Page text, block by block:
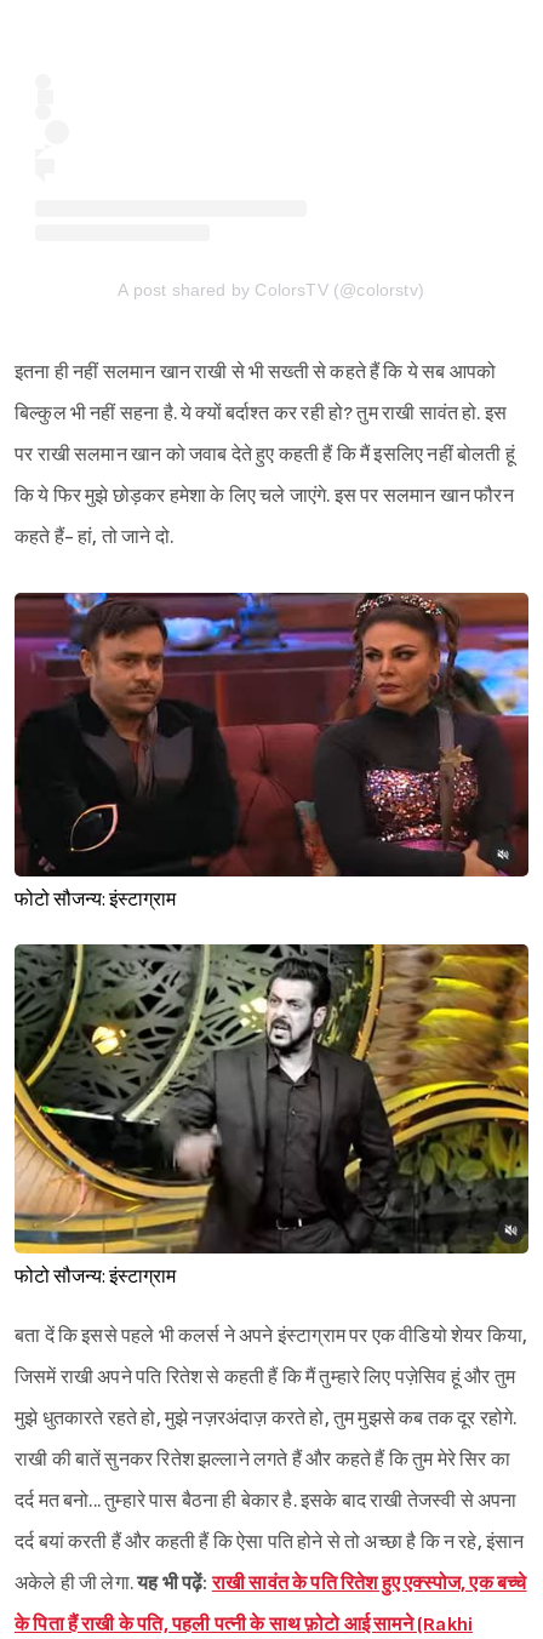
A post shared by ColorsTV (@colorstv)
इतना ही नहीं सलमान खान राखी से भी सख्ती से कहते हैं कि ये सब आपको
बिल्कुल भी नहीं सहना है. ये क्यों बर्दाश्त कर रही हो? तुम राखी सावंत हो. इस
पर राखी सलमान खान को जवाब देते हुए कहती हैं कि मैं इसलिए नहीं बोलती हूं
कि ये फिर मुझे छोड़कर हमेशा के लिए चले जाएंगे. इस पर सलमान खान फौरन
कहते हैं- हां, तो जाने दो.
फोटो सौजन्य: इंस्टाग्राम
फोटो सौजन्य: इंस्टाग्राम
बता दें कि इससे पहले भी कलर्स ने अपने इंस्टाग्राम पर एक वीडियो शेयर किया,
जिसमें राखी अपने पति रितेश से कहती हैं कि मैं तुम्हारे लिए पज़ेसिव हूं और तुम
मुझे धुतकारते रहते हो, मुझे नज़रअंदाज़ करते हो, तुम मुझसे कब तक दूर रहोगे.
राखी की बातें सुनकर रितेश झल्लाने लगते हैं और कहते हैं कि तुम मेरे सिर का
दर्द मत बनो... तुम्हारे पास बैठना ही बेकार है. इसके बाद राखी तेजस्वी से अपना
दर्द बयां करती हैं और कहती हैं कि ऐसा पति होने से तो अच्छा है कि न रहे, इंसान
अकेले ही जी लेगा.यह भी पढ़ें:राखी सावंत के पति रितेश हुए एक्स्पोज, एक बच्चे
के पिता हैं राखी के पति, पहली पत्नी के साथ फ़ोटो आई सामने (Rakhi